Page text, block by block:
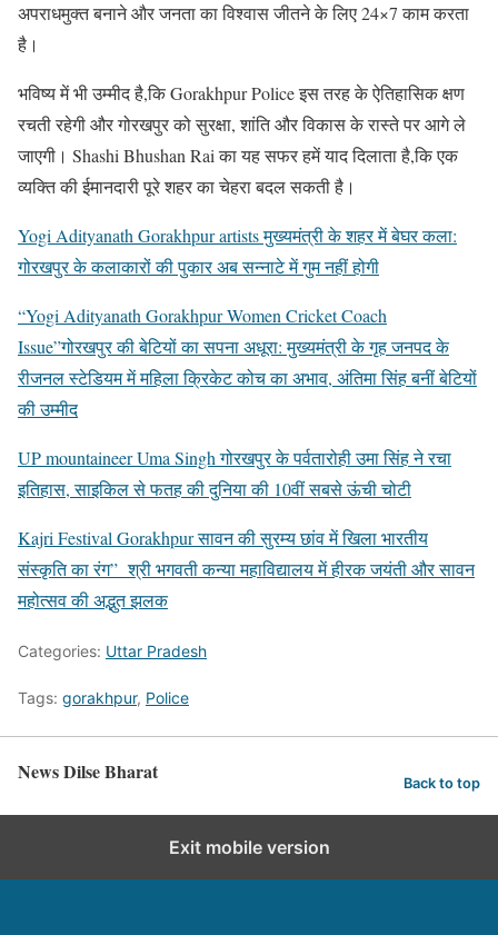
अपराधमुक्त बनाने और जनता का विश्वास जीतने के लिए 24×7 काम करता
है।
भविष्य में भी उम्मीद है,कि Gorakhpur Police इस तरह के ऐतिहासिक क्षण
रचती रहेगी और गोरखपुर को सुरक्षा, शांति और विकास के रास्ते पर आगे ले
जाएगी। Shashi Bhushan Rai का यह सफर हमें याद दिलाता है,कि एक
व्यक्ति की ईमानदारी पूरे शहर का चेहरा बदल सकती है।
Yogi Adityanath Gorakhpur artists मुख्यमंत्री के शहर में बेघर कला:
गोरखपुर के कलाकारों की पुकार अब सन्नाटे में गुम नहीं होगी
“Yogi Adityanath Gorakhpur Women Cricket Coach
Issue”गोरखपुर की बेटियों का सपना अधूरा: मुख्यमंत्री के गृह जनपद के
रीजनल स्टेडियम में महिला क्रिकेट कोच का अभाव, अंतिमा सिंह बनीं बेटियों
की उम्मीद
UP mountaineer Uma Singh गोरखपुर के पर्वतारोही उमा सिंह ने रचा
इतिहास, साइकिल से फतह की दुनिया की 10वीं सबसे ऊंची चोटी
Kajri Festival Gorakhpur सावन की सुरम्य छांव में खिला भारतीय
संस्कृति का रंग” श्री भगवती कन्या महाविद्यालय में हीरक जयंती और सावन
महोत्सव की अद्भुत झलक
Categories: Uttar Pradesh
Tags: gorakhpur, Police
News Dilse Bharat Back to top
Exit mobile version